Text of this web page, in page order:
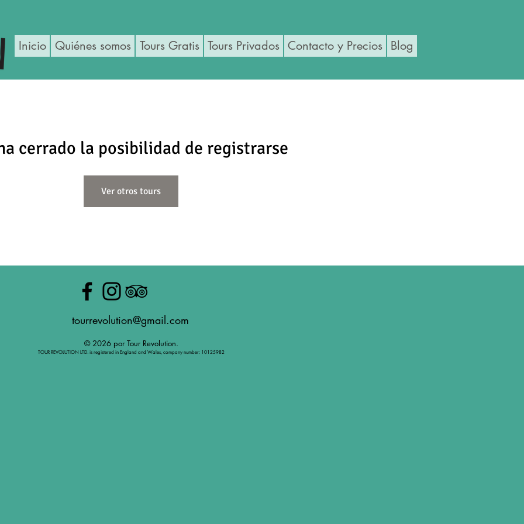
Inicio Quiénes somos Tours Gratis Tours Privados Contacto y Precios Blog
cerrado la posibilidad de registrarse
Ver otros tours
tourrevolution@gmail.com
© 2026 por Tour Revolution.
TOUR REVOLUTION LTD. is registered in England and Wales, company number: 10125982